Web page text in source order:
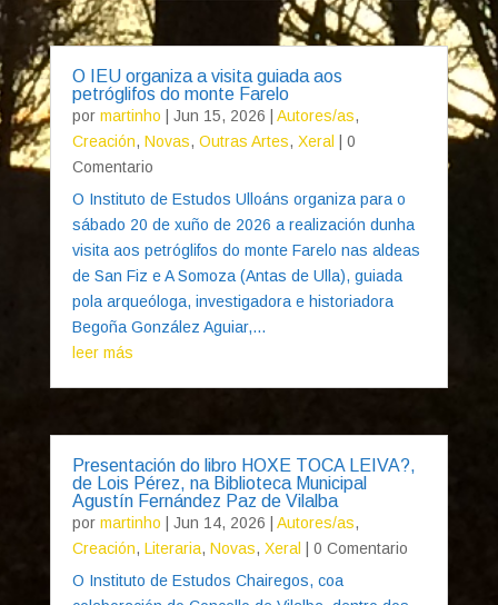
O IEU organiza a visita guiada aos
petróglifos do monte Farelo
por martinho Jun 15, 2026 Autores/as,
Creación, Novas, Outras Artes, Xeral
| 0
Comentario
O Instituto de Estudos Ulloáns organiza para o
sábado 20 de xuño de 2026 a realización dunha
visita aos petróglifos do monte Farelo nas aldeas
de San Fiz e A Somoza (Antas de Ulla), guiada
pola arqueóloga, investigadora e historiadora
Begoña González Aguiar,...
leer más
Presentación do libro HOXE TOCA LEIVA?,
de Lois Pérez, na Biblioteca Municipal
Agustín Fernández Paz de Vilalba
por martinho Jun 14, 2026 Autores/as,
Creación, Literaria, Novas, Xeral
| 0 Comentario
O Instituto de Estudos Chairegos, coa